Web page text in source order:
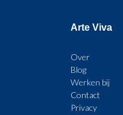
Arte Viva
Over
Blog
Werken bij
Contact
Privacy